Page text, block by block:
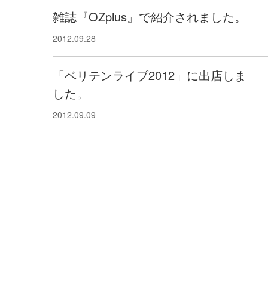
雑誌『OZplus』で紹介されました。
2012.09.28
「ベリテンライブ2012」に出店しま
した。
2012.09.09